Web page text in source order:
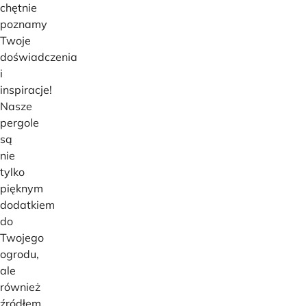
chętnie
poznamy
Twoje
doświadczenia
i
inspiracje!
Nasze
pergole
są
nie
tylko
pięknym
dodatkiem
do
Twojego
ogrodu,
ale
również